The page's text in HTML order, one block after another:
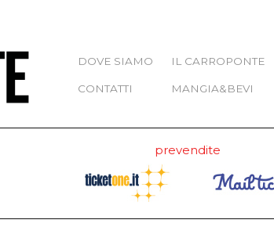
DOVE SIAMO IL CARROPONTE
CONTATTI MANGIA&BEVI
prevendite